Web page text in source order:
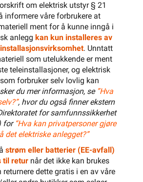
om elektrisk utstyr § 21
informere våre forbrukere at
ment for å kunne inngå i
anlegg kan kun installeres av
. Unntatt
som utelukkende er ment
teleinstallasjoner, og elektrisk
forbruker selv lovlig kan
du mer informasjon, se ”Hva
, hvor du også finner ekstern
for samfunnssikkerhet
for “Hva kan privatpersoner gjøre
det elektriske anlegget?”
strøm eller batterier (EE-avfall)
til returnår det ikke kan brukes
returnere dette gratis i en av våre